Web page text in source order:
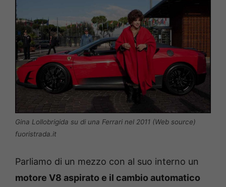
Gina Lollobrigida su di una Ferrari nel 2011 (Web source)
fuoristrada.it
Parliamo di un mezzo con al suo interno un
motore V8 aspirato e il cambio automatico